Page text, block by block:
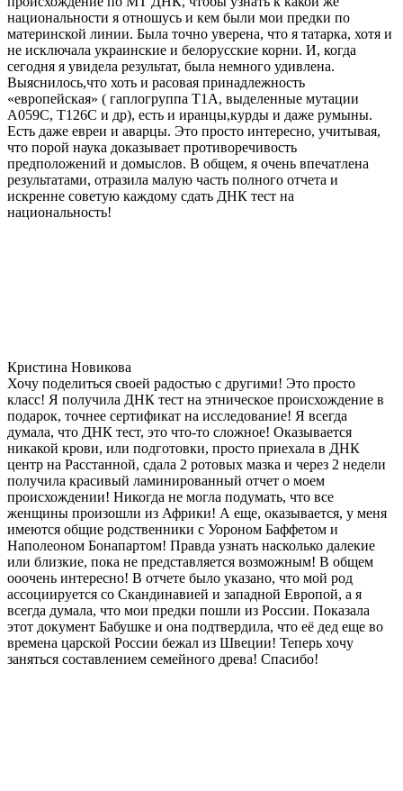
национальности я отношусь и кем были мои предки по
материнской линии. Была точно уверена, что я татарка, хотя и
не исключала украинские и белорусские корни. И, когда
сегодня я увидела результат, была немного удивлена.
Выяснилось,что хоть и расовая принадлежность
«европейская» ( гаплогруппа T1A, выделенные мутации
A059C, T126C и др), есть и иранцы,курды и даже румыны.
Есть даже евреи и аварцы. Это просто интересно, учитывая,
что порой наука доказывает противоречивость
предположений и домыслов. В общем, я очень впечатлена
результатами, отразила малую часть полного отчета и
искренне советую каждому сдать ДНК тест на
национальность!
Кристина Новикова
Хочу поделиться своей радостью с другими! Это просто
класс! Я получила ДНК тест на этническое происхождение в
подарок, точнее сертификат на исследование! Я всегда
думала, что ДНК тест, это что-то сложное! Оказывается
никакой крови, или подготовки, просто приехала в ДНК
центр на Расстанной, сдала 2 ротовых мазка и через 2 недели
получила красивый ламинированный отчет о моем
происхождении! Никогда не могла подумать, что все
женщины произошли из Африки! А еще, оказывается, у меня
имеются общие родственники с Уороном Баффетом и
Наполеоном Бонапартом! Правда узнать насколько далекие
или близкие, пока не представляется возможным! В общем
ооочень интересно! В отчете было указано, что мой род
ассоциируется со Скандинавией и западной Европой, а я
всегда думала, что мои предки пошли из России. Показала
этот документ Бабушке и она подтвердила, что её дед еще во
времена царской России бежал из Швеции! Теперь хочу
заняться составлением семейного древа! Спасибо!